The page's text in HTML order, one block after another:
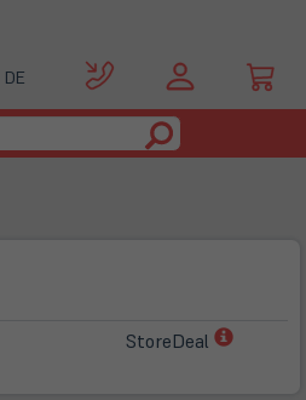
DE
StoreDeal
(öffnet